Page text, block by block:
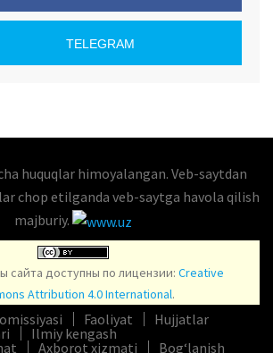
TELEGRAM
huquqlar himoyalangan. Veb-saytdan
chop etilganda veb-saytga havola qilish
majburiy.
сайта доступны по лицензии: Creative
Attribution 4.0 International.
Faoliyat
Hujjatlar
Ilmiy kengash
Axborot xizmati Bog‘lanish